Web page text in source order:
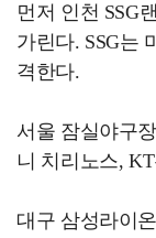
먼저 인천 SSG
가린다. SSG는
격한다.
서울 잠실야구
니 치리노스,
대구 삼성라이